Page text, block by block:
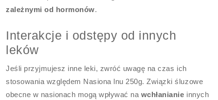
zależnymi od hormonów.
Interakcje i odstępy od innych
leków
Jeśli przyjmujesz inne leki, zwróć uwagę na czas ich
stosowania względem Nasiona lnu 250g. Związki śluzowe
obecne w nasionach mogą wpływać na wchłanianie innych